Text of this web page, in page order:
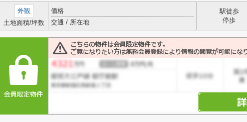
外観
土地面積/坪数
価格
交通 / 所在地
駅徒歩
停歩